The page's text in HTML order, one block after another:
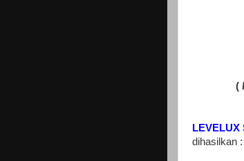
(
LEVELUX
dihasilkan :